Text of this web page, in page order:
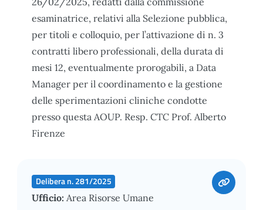
esaminatrice, relativi alla Selezione pubblica,
per titoli e colloquio, per l’attivazione di n. 3
contratti libero professionali, della durata di
mesi 12, eventualmente prorogabili, a Data
Manager per il coordinamento e la gestione
delle sperimentazioni cliniche condotte
presso questa AOUP. Resp. CTC Prof. Alberto
Firenze
Delibera n. 281/2025
Ufficio: Area Risorse Umane